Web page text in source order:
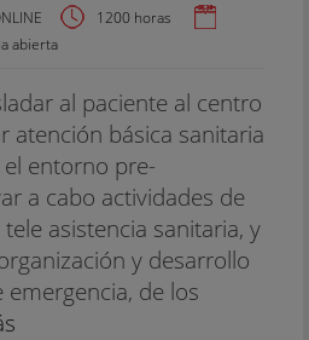
1200 horas
abierta
al paciente al centro
atención básica sanitaria
entorno pre-
a cabo actividades de
asistencia sanitaria, y
y desarrollo
de los